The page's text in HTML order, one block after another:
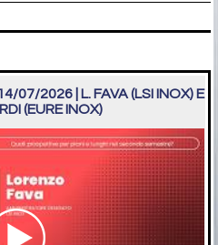
07/2026 | L. FAVA (LSI INOX) E
(EURE INOX)